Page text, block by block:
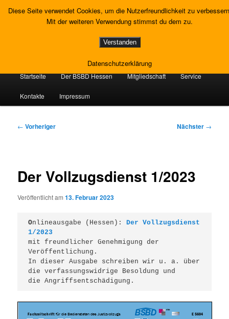
primären
Landesverband Hessen
HauptmenüStartseite Der BSBD Hessen Mitgliedschaft Service
Kontakte Impressum
Beitragsnavigation
← Vorheriger Nächster →
Der Vollzugsdienst 1/2023
Veröffentlicht am13. Februar 2023
Onlineausgabe (Hessen): Der Vollzugsdienst
1/2023
mit freundlicher Genehmigung der
Veröffentlichung.
In dieser Ausgabe schreiben wir u. a. über
die verfassungswidrige Besoldung und
die Angriffsentschädigung.
Diese Seite verwendet Cookies, um die Nutzerfreundlichkeit zu
Mit der weiteren Verwendung stimmst du dem zu.
Verstanden
Datenschutzerklärung